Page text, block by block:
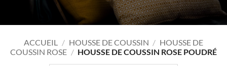
ACCUEIL / HOUSSE DE COUSSIN / HOUSSE DE
COUSSIN ROSE / HOUSSE DE COUSSIN ROSE POUDRÉ